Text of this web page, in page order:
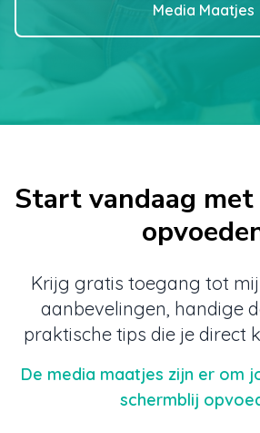
Media Maatjes
Start vandaag
Krijg gratis toegang tot
aanbevelingen, handige
praktische tips die je direct
De media maatjes zijn er om
schermblij